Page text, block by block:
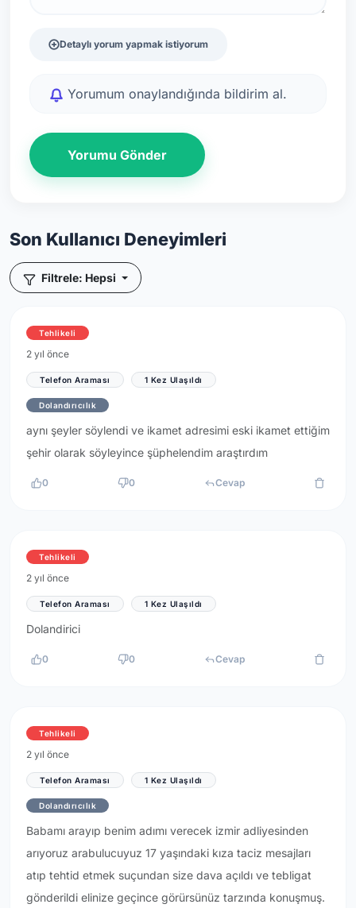
Detaylı yorum yapmak istiyorum
Yorumum onaylandığında bildirim al.
Yorumu Gönder
Son Kullanıcı Deneyimleri
Filtrele: Hepsi
Tehlikeli
2 yıl önce
Telefon Araması 1 Kez Ulaşıldı
Dolandırıcılık
aynı şeyler söylendi ve ikamet adresimi eski ikamet ettiğim
şehir olarak söyleyince şüphelendim araştırdım
0 0 Cevap
Tehlikeli
2 yıl önce
Telefon Araması 1 Kez Ulaşıldı
Dolandirici
0 0 Cevap
Tehlikeli
2 yıl önce
Telefon Araması 1 Kez Ulaşıldı
Dolandırıcılık
Babamı arayıp benim adımı verecek izmir adliyesinden
arıyoruz arabulucuyuz 17 yaşındaki kıza taciz mesajları
atıp tehtid etmek suçundan size dava açıldı ve tebligat
gönderildi elinize geçince görürsünüz tarzında konuşmuş.